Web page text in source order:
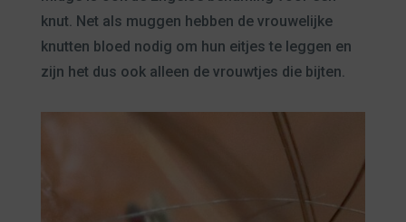
knut. Net als muggen hebben de vrouwelijke
knutten bloed nodig om hun eitjes te leggen en
zijn het dus ook alleen de vrouwtjes die bijten.